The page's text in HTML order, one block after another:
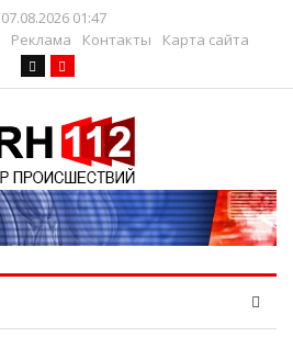
07.08.2026 01:47
Реклама Контакты Карта сайта